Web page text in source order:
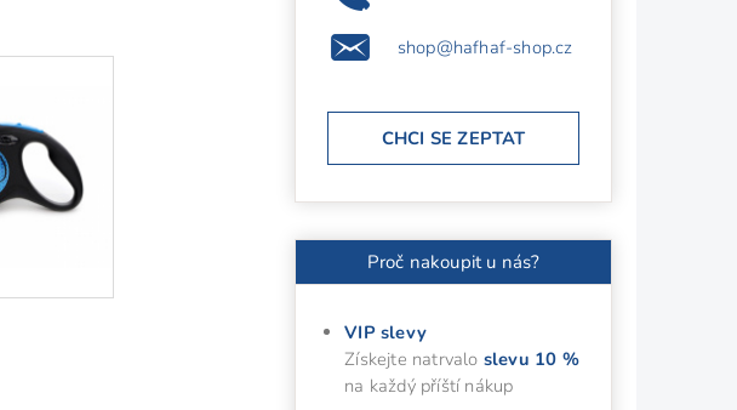
shop@hafhaf-shop.cz
CHCI SE ZEPTAT
Proč nakoupit u nás?
VIP slevy
Získejte natrvalo slevu 10 %
na každý příští nákup